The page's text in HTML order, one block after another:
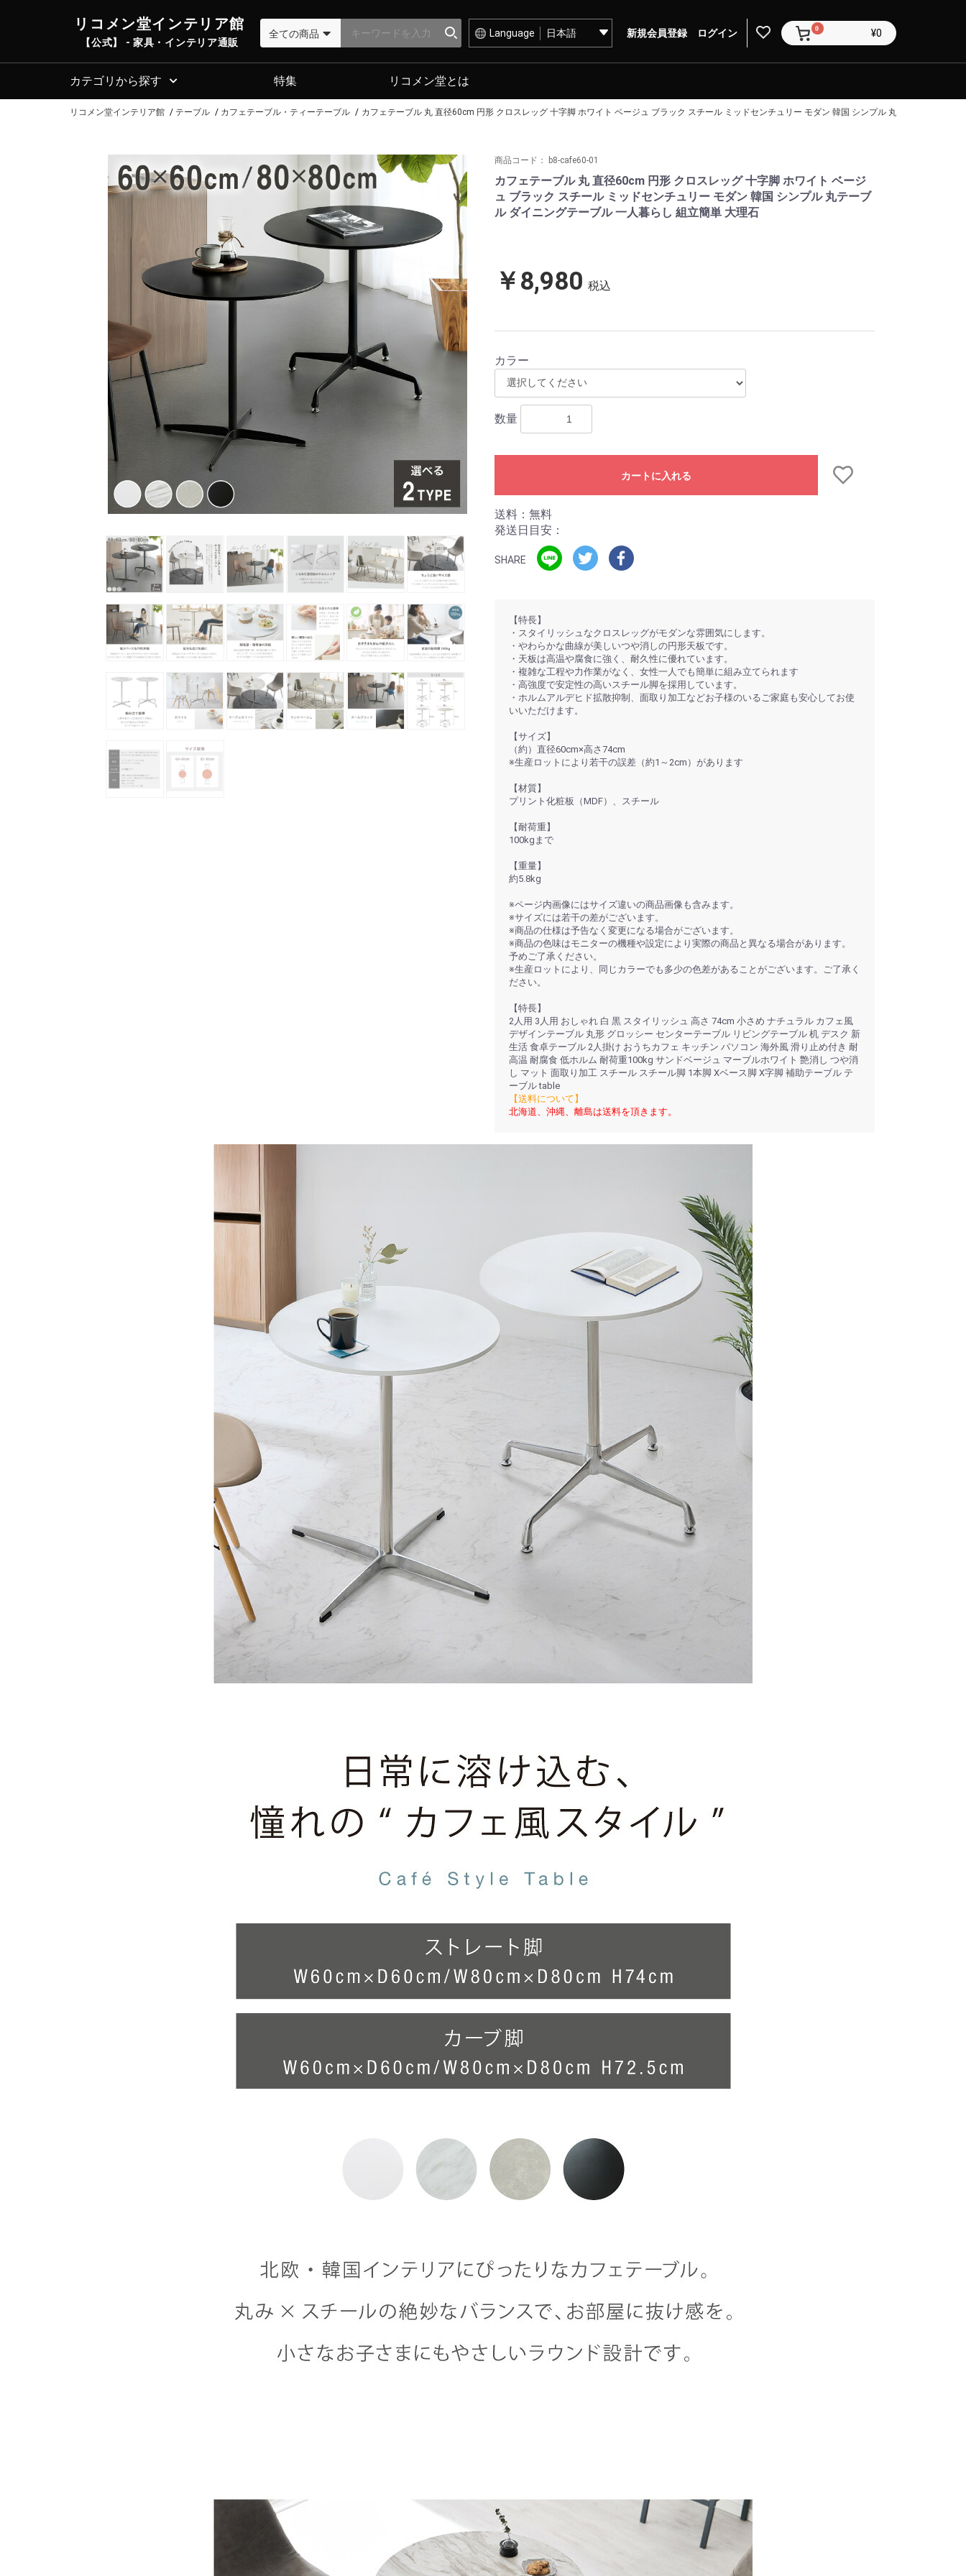
リコメン堂インテリア館
【公式】 - 家具・インテリア通販
Language 新規会員登録 ログイン 0 ¥0
カテゴリから探す 特集 リコメン堂とは
リコメン堂インテリア館 テーブル カフェテーブル・ティーテーブル カフェテーブル 丸 直径60cm 円形 クロスレッグ 十字脚 ホワイト ベージュ ブラック スチール ミッドセンチュリー モダン 韓国 シンプル 丸テーブル ダイニ
商品コード： b8-cafe60-01
カフェテーブル 丸 直径60cm 円形 クロスレッグ 十字脚 ホワイト ベージ
ュ ブラック スチール ミッドセンチュリー モダン 韓国 シンプル 丸テーブ
ル ダイニングテーブル 一人暮らし 組立簡単 大理石
￥8,980 税込
カラー
数量
カートに入れる
送料：無料
発送日目安：
SHARE
【特長】
・スタイリッシュなクロスレッグがモダンな雰囲気にします。
・やわらかな曲線が美しいつや消しの円形天板です。
・天板は高温や腐食に強く、耐久性に優れています。
・複雑な工程や力作業がなく、女性一人でも簡単に組み立てられます
・高強度で安定性の高いスチール脚を採用しています。
・ホルムアルデヒド拡散抑制、面取り加工などお子様のいるご家庭も安心してお使
いいただけます。
【サイズ】
（約）直径60cm×高さ74cm
※生産ロットにより若干の誤差（約1～2cm）があります
【材質】
プリント化粧板（MDF）、スチール
【耐荷重】
100kgまで
【重量】
約5.8kg
※ページ内画像にはサイズ違いの商品画像も含みます。
※サイズには若干の差がございます。
※商品の仕様は予告なく変更になる場合がございます。
※商品の色味はモニターの機種や設定により実際の商品と異なる場合があります。
予めご了承ください。
※生産ロットにより、同じカラーでも多少の色差があることがございます。ご了承く
ださい。
【特長】
2人用 3人用 おしゃれ 白 黒 スタイリッシュ 高さ 74cm 小さめ ナチュラル カフェ風
デザインテーブル 丸形 グロッシー センターテーブル リビングテーブル 机 デスク 新
生活 食卓テーブル 2人掛け おうちカフェ キッチン パソコン 海外風 滑り止め付き 耐
高温 耐腐食 低ホルム 耐荷重100kg サンドベージュ マーブルホワイト 艶消し つや消
し マット 面取り加工 スチール スチール脚 1本脚 Xベース脚 X字脚 補助テーブル テ
ーブル table
【送料について】
北海道、沖縄、離島は送料を頂きます。